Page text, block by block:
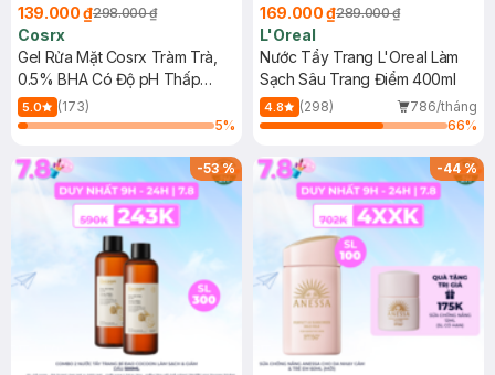
139.000 ₫298.000 ₫
Cosrx
Gel Rửa Mặt Cosrx Tràm Trà,
0.5% BHA Có Độ pH Thấp
150ml
5.0
(173)
5%
169.000 ₫289.000 ₫
L'Oreal
Nước Tẩy Trang L'Oreal Làm
Sạch Sâu Trang Điểm 400ml
4.8 (298)
786/tháng
66%
-53% -44%